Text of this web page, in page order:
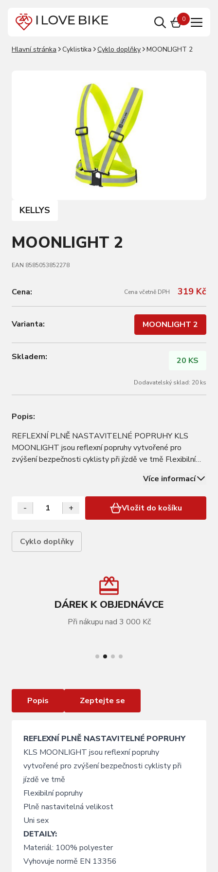
0
Hlavní stránka Cyklistika Cyklo doplňky MOONLIGHT 2
KELLYS
MOONLIGHT 2
EAN 8585053852278
Cena: Cena včetně DPH 319 Kč
Varianta: MOONLIGHT 2
Skladem: 20 KS
Dodavatelský sklad: 20 ks
Popis:
REFLEXNÍ PLNĚ NASTAVITELNÉ POPRUHY KLS
MOONLIGHT jsou reflexní popruhy vytvořené pro
zvýšení bezpečnosti cyklisty při jízdě ve tmě Flexibilní
Materiál: 100% polyester Vyhovuje normě EN 13356
MOŽNOSTI: Barva: Yellow reflective Velikost:
Univerzální…
Více informací
- + Vložit do košíku
Cyklo doplňky
DÁREK K OBJEDNÁVCE
Při nákupu nad 3 000 Kč
Popis Zeptejte se
REFLEXNÍ PLNĚ NASTAVITELNÉ POPRUHY
KLS MOONLIGHT jsou reflexní popruhy
vytvořené pro zvýšení bezpečnosti cyklisty při
jízdě ve tmě
Flexibilní popruhy
Plně nastavitelná velikost
Uni sex
DETAILY:
Materiál: 100% polyester
Vyhovuje normě EN 13356